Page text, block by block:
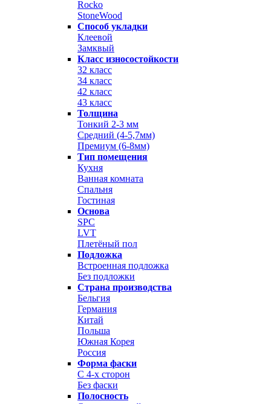
Rocko
StoneWood
Способ укладки
Клеевой
Замквый
Класс износостойкости
32 класс
34 класс
42 класс
43 класс
Толщина
Тонкий 2-3 мм
Средний (4-5,7мм)
Премиум (6-8мм)
Тип помещения
Кухня
Ванная комната
Спальня
Гостиная
Основа
SPC
LVT
Плетёный пол
Подложка
Встроенная подложка
Без подложки
Страна производства
Бельгия
Германия
Китай
Польша
Южная Корея
Россия
Форма фаски
С 4-х сторон
Без фаски
Полосность